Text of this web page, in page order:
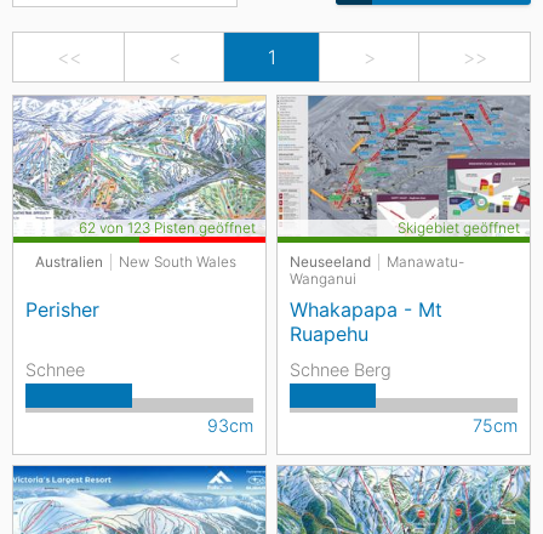
<< < 1 > >>
Australien New South Wales
Perisher
62 von 123 Pisten geöffnet
Schnee
93cm
Neuseeland
Manawatu-
Wanganui
Whakapapa - Mt
Ruapehu
Skigebiet geöffnet
Schnee Berg
75cm